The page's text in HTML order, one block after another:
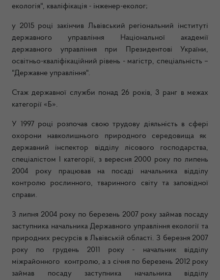
екологія", кваліфікація - інженер-еколог;
у 2015 році закінчив Львівський регіональний інституті
державного управління Національної академії
державного управління при Президентові України,
освітньо-кваліфікаційний рівень - магістр, спеціальність –
"Державне управління".
Стаж державної служби понад 26 років, 3 ранг в межах
категорії «Б».
У 1997 році розпочав свою трудову діяльність в сфері
охорони навколишнього природного середовища як
державний інспектор відділу лісового господарства,
спеціалістом І категорії, з вересня 2000 року по липень
2004 року працював на посаді начальника відділу
контролю рослинного, тваринного світу та заповідної
справи.
З липня 2004 року по березень 2007 року займав посаду
заступника начальника Державного управління екології та
природних ресурсів в Львівській області. З березня 2007
року по грудень 2011 року - начальник відділу
міжрайонного контролю, а з січня по березень 2012 року
займав посаду заступника начальника відділу